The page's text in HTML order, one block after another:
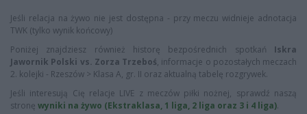
Jeśli relacja na żywo nie jest dostępna - przy meczu widnieje adnotacja
TWK (tylko wynik końcowy)
Poniżej znajdziesz również historę bezpośrednich spotkań Iskra
Jawornik Polski vs. Zorza Trzeboś, informacje o pozostałych meczach
2. kolejki - Rzeszów > Klasa A, gr. II oraz aktualną tabelę rozgrywek.
Jeśli interesują Cię relacje LIVE z meczów piłki nożnej, sprawdź naszą
stronę wyniki na żywo (Ekstraklasa, 1 liga, 2 liga oraz 3 i 4 liga).